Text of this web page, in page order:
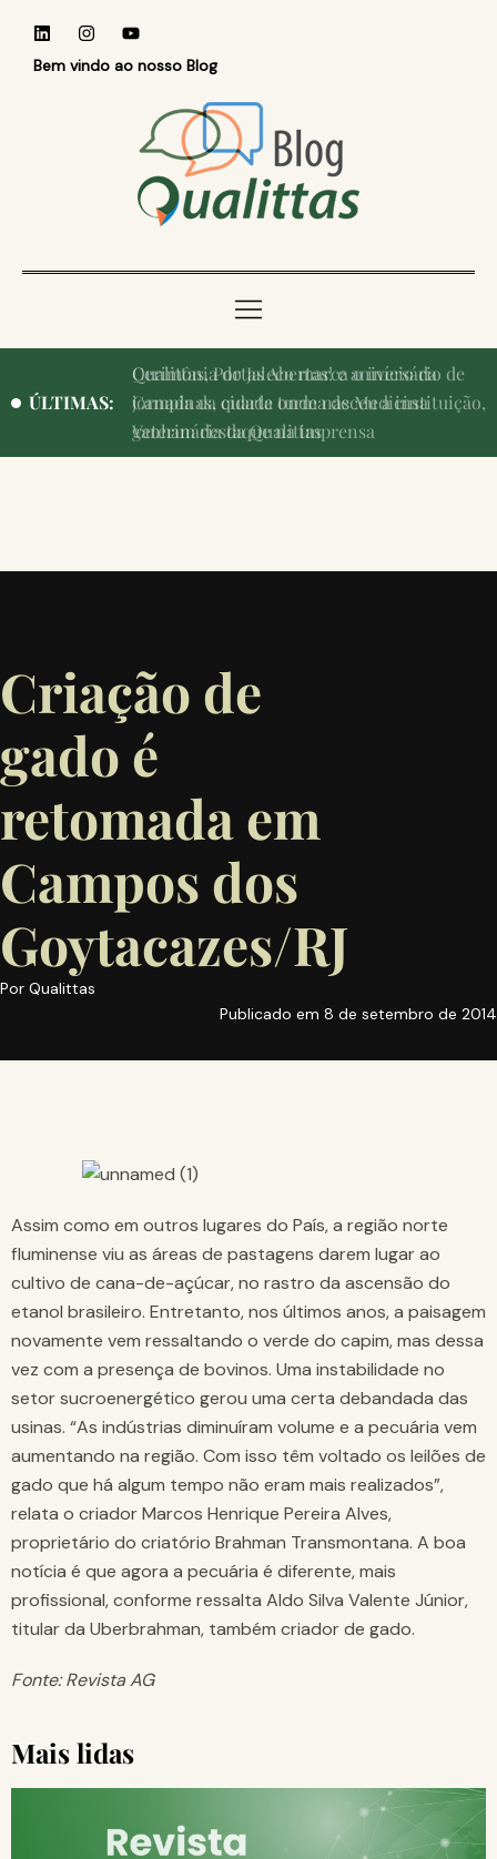
Bem vindo ao nosso Blog
ÚLTIMAS:
Qualittas, Portas Abertas! e aniversário de
Campinas, cidade onde nasceu a instituição,
ganham destaque na imprensa
Criação de
gado é
retomada em
Campos dos
Goytacazes/RJ
Por Qualittas
Publicado em 8 de setembro de 2014
Assim como em outros lugares do País, a região norte
fluminense viu as áreas de pastagens darem lugar ao
cultivo de cana-de-açúcar, no rastro da ascensão do
etanol brasileiro. Entretanto, nos últimos anos, a paisagem
novamente vem ressaltando o verde do capim, mas dessa
vez com a presença de bovinos. Uma instabilidade no
setor sucroenergético gerou uma certa debandada das
usinas. “As indústrias diminuíram volume e a pecuária vem
aumentando na região. Com isso têm voltado os leilões de
gado que há algum tempo não eram mais realizados”,
relata o criador Marcos Henrique Pereira Alves,
proprietário do criatório Brahman Transmontana. A boa
notícia é que agora a pecuária é diferente, mais
profissional, conforme ressalta Aldo Silva Valente Júnior,
titular da Uberbrahman, também criador de gado.
Fonte: Revista AG
Mais lidas